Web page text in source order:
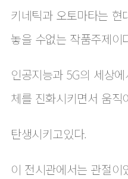
키네틱과 오토마타는
놓을 수없는 작품주제이
인공지능과 5G의 세상
체를 진화시키면서 움직
탄생시키고있다.
이 전시관에서는 관절